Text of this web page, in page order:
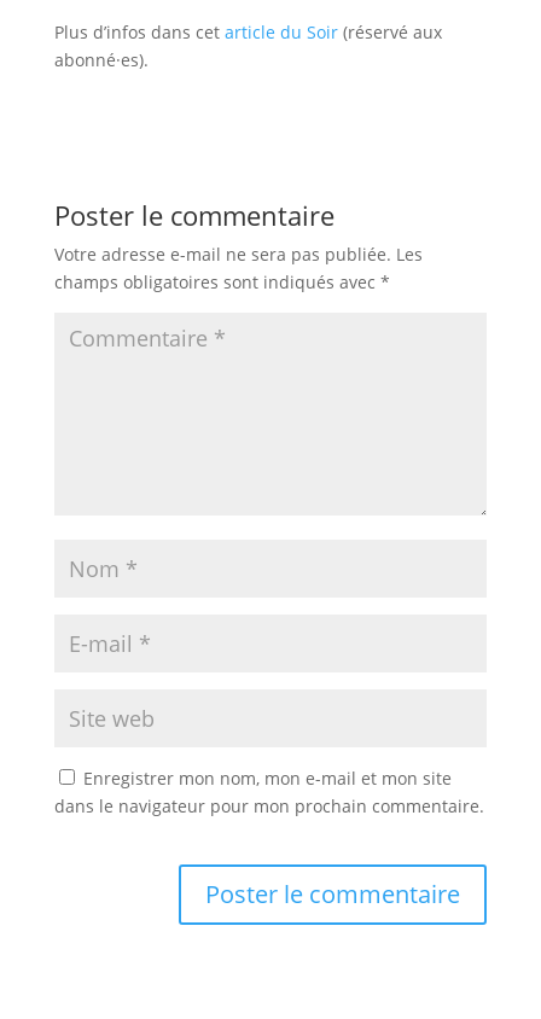
Plus d’infos dans cet article du Soir(réservé aux
abonné·es).
Poster le commentaire
Votre adresse e-mail ne sera pas publiée. Les
champs obligatoires sont indiqués avec *
Enregistrer mon nom, mon e-mail et mon site
dans le navigateur pour mon prochain commentaire.